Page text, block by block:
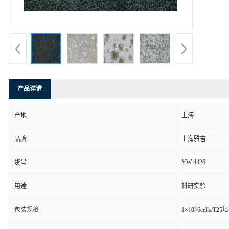
产品详请
产地 上海
品牌 上海雅吉
货号 YW-4426
用途 科研实验
包装规格 1×10^6cells/T25